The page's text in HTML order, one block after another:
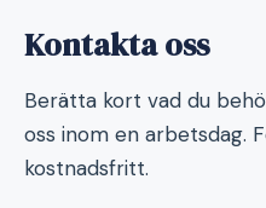
Kontakta oss
Berätta kort vad du
oss inom en arbetsdag.
kostnadsfritt.